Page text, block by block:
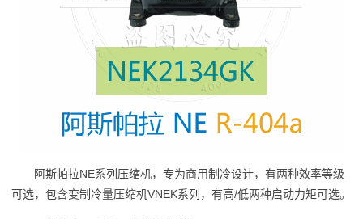
阿斯帕拉NE系列压缩机，专为商用制冷设计，有两种效率等级
可选，包含变制冷量压缩机VNEK系列，有高/低两种启动力矩可选。